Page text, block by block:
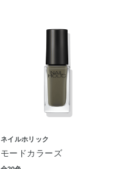
ネイルホリック
モードカラーズ